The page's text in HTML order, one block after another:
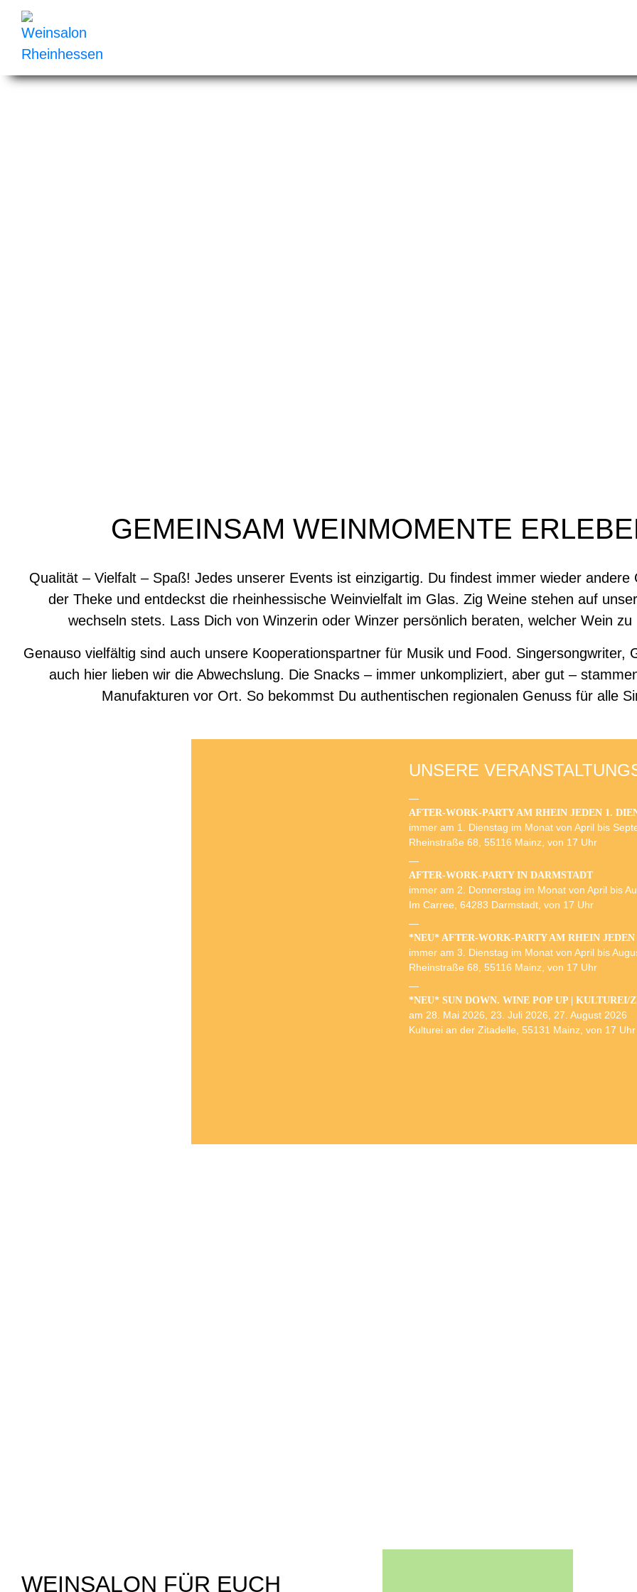
GEMEINSAM WEINMOMENTE
Qualität – Vielfalt – Spaß! Jedes unserer Events ist einzigartig. Du findest immer wieder andere
der Theke und entdeckst die rheinhessische Weinvielfalt im Glas. Zig Weine stehen auf
wechseln stets. Lass Dich von Winzerin oder Winzer persönlich beraten, welcher Wein zu
Genauso vielfältig sind auch unsere Kooperationspartner für Musik und Food. Singersongwriter,
auch hier lieben wir die Abwechslung. Die Snacks – immer unkompliziert, aber gut –
Manufakturen vor Ort. So bekommst Du authentischen regionalen Genuss für alle
UNSERE
AFTER-WORK-PARTY AM RHEIN JEDEN 1.
immer am 1. Dienstag im Monat von April bis
Rheinstraße 68, 55116 Mainz, von 17 Uhr
AFTER-WORK-PARTY IN DARMSTADT
immer am 2. Donnerstag im Monat von April bis
Im Carree, 64283 Darmstadt, von 17 Uhr
*NEU* AFTER-WORK-PARTY AM RHEIN JEDEN
immer am 3. Dienstag im Monat von April bis
Rheinstraße 68, 55116 Mainz, von 17 Uhr
*NEU* SUN DOWN. WINE POP UP | KULTUREI/
am 28. Mai 2026, 23. Juli 2026, 27. August 2026
Kulturei an der Zitadelle, 55131 Mainz, von 17
WEINSALON FÜR EUCH